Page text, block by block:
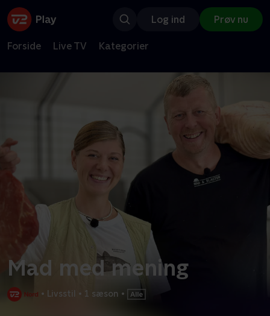
Log ind Prøv nu
Forside Live TV Kategorier
Mad med mening
• Livsstil • 1 sæson •